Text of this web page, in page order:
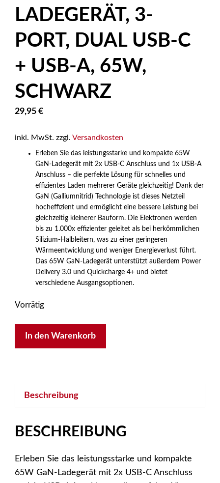
LADEGERÄT, 3-
PORT, DUAL USB-C
+ USB-A, 65W,
SCHWARZ
29,95 €
inkl. MwSt. zzgl. Versandkosten
Erleben Sie das leistungsstarke und kompakte 65W
GaN-Ladegerät mit 2x USB-C Anschluss und 1x USB-A
Anschluss – die perfekte Lösung für schnelles und
effizientes Laden mehrerer Geräte gleichzeitig! Dank der
GaN (Galliumnitrid) Technologie ist dieses Netzteil
hocheffizient und ermöglicht eine bessere Leistung bei
gleichzeitig kleinerer Bauform. Die Elektronen werden
bis zu 1.000x effizienter geleitet als bei herkömmlichen
Silizium-Halbleitern, was zu einer geringeren
Wärmeentwicklung und weniger Energieverlust führt.
Das 65W GaN-Ladegerät unterstützt außerdem Power
Delivery 3.0 und Quickcharge 4+ und bietet
verschiedene Ausgangsoptionen.
Vorrätig
InLine
Ladegerät,
Port,
USB-
C
In den Warenkorb
Beschreibung
BESCHREIBUNG
Erleben Sie das leistungsstarke und kompakte
65W GaN-Ladegerät mit 2x USB-C Anschluss